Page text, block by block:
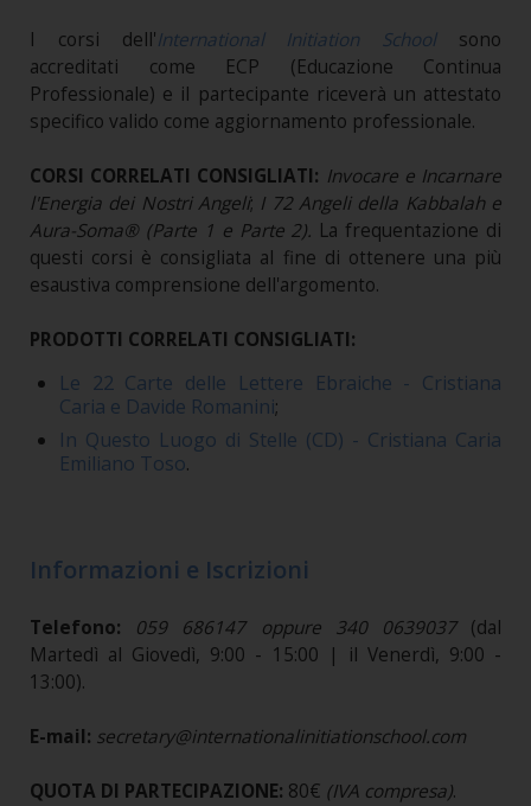
I corsi dell'International Initiation Schoolsono
accreditati come ECP (Educazione Continua
Professionale) e il partecipante riceverà un attestato
specifico valido come aggiornamento professionale.
CORSI CORRELATI CONSIGLIATI: Invocare e Incarnare
l'Energia dei Nostri Angeli; I 72 Angeli della Kabbalah e
Aura-Soma® (Parte 1 e Parte 2). La frequentazione di
questi corsi è consigliata al fine di ottenere una più
esaustiva comprensione dell'argomento.
PRODOTTI CORRELATI CONSIGLIATI:
Le 22 Carte delle Lettere Ebraiche - Cristiana
Caria e Davide Romanini;
In Questo Luogo di Stelle (CD) - Cristiana Caria
Emiliano Toso.
Informazioni e Iscrizioni
Telefono: 059 686147 oppure 340 0639037 (dal
Martedì al Giovedì, 9:00 - 15:00 | il Venerdì, 9:00 -
13:00).
E-mail: secretary@internationalinitiationschool.com
QUOTA DI PARTECIPAZIONE: 80€ (IVA compresa).